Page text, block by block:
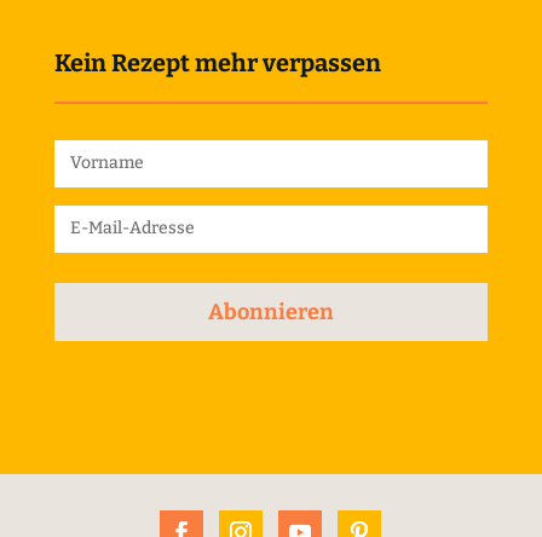
Kein Rezept mehr verpassen
Abonnieren